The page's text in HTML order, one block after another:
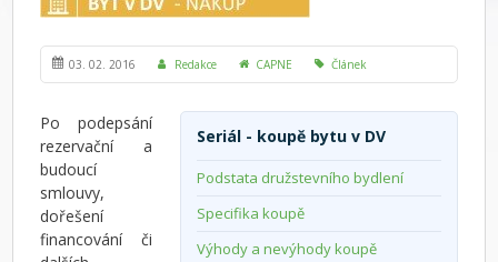
03. 02. 2016 Redakce CAPNE Článek
Seriál - koupě bytu v DV
Podstata družstevního bydlení
Specifika koupě
Výhody a nevýhody koupě
Po podepsání
rezervační a
budoucí
smlouvy,
dořešení
financování či